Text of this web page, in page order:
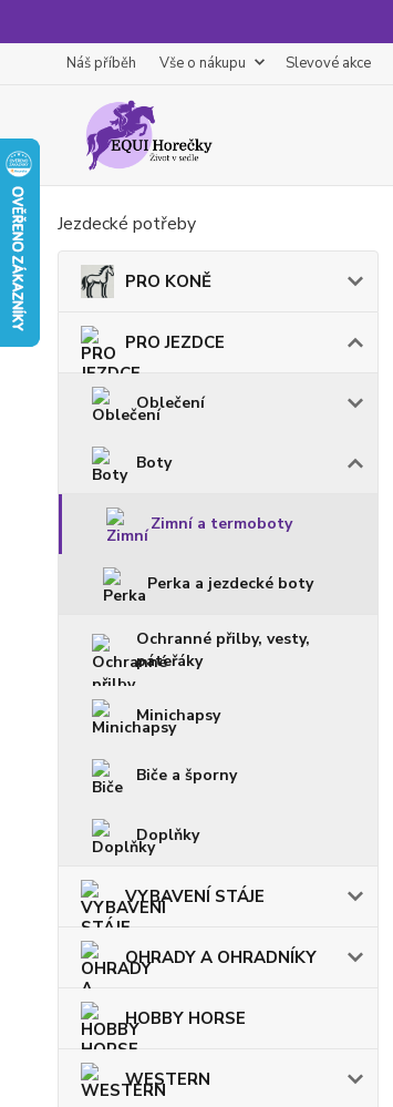
Náš příběh Vše o nákupu Slevové akce
Jezdecké potřeby
PRO KONĚ
PRO JEZDCE
Oblečení
Boty
Zimní a termoboty
Perka a jezdecké boty
Ochranné přilby, vesty,
páteřáky
Minichapsy
Biče a šporny
Doplňky
VYBAVENÍ STÁJE
OHRADY A OHRADNÍKY
HOBBY HORSE
WESTERN